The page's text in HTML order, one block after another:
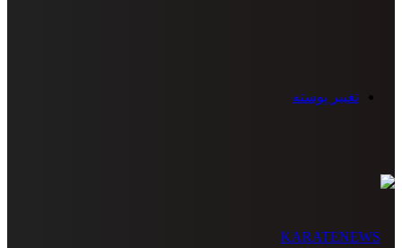
تغییر پوسته